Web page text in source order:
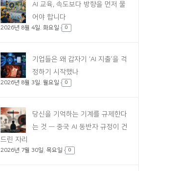
AI 교육, 속도보다 방향을 먼저 물
어야 합니다
2026년 8월 4일. 화요일 0
기업들은 왜 갑자기 ‘AI 지출’을 걱
정하기 시작했나
2026년 8월 3일. 월요일 0
당신을 기억하는 기계를 규제한다
는 것 — 중국 AI 동반자 규정이 건
드린 자리
2026년 7월 30일. 목요일 0